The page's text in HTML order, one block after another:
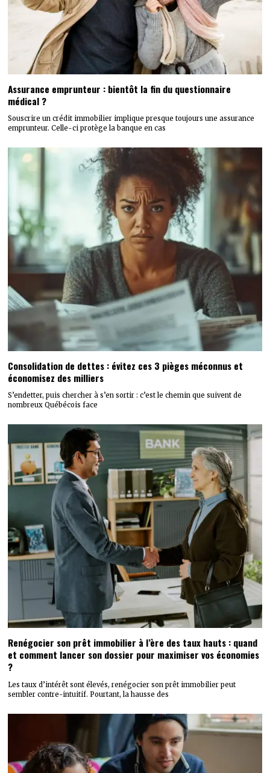
Assurance emprunteur : bientôt la fin du questionnaire
médical ?
Souscrire un crédit immobilier implique presque toujours une assurance
emprunteur. Celle-ci protège la banque en cas
Consolidation de dettes : évitez ces 3 pièges méconnus et
économisez des milliers
S’endetter, puis chercher à s’en sortir : c’est le chemin que suivent de
nombreux Québécois face
Renégocier son prêt immobilier à l’ère des taux hauts : quand
et comment lancer son dossier pour maximiser vos économies
?
Les taux d’intérêt sont élevés, renégocier son prêt immobilier peut
sembler contre-intuitif. Pourtant, la hausse des